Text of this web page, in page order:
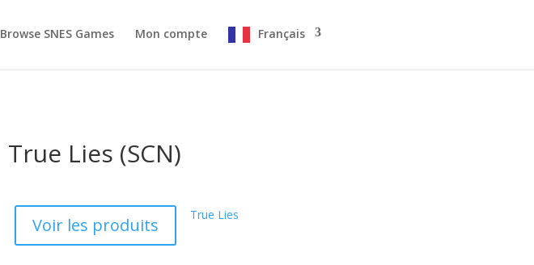
Browse SNES Games Mon compte Français
True Lies (SCN)
Voir les produits True Lies